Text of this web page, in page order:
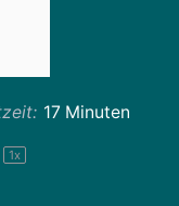
17 Minuten
1x